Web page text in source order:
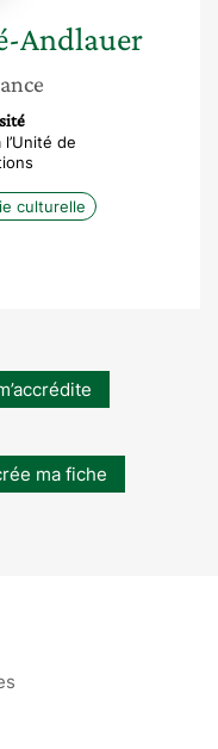
Andlauer
de
culturelle
ma fiche